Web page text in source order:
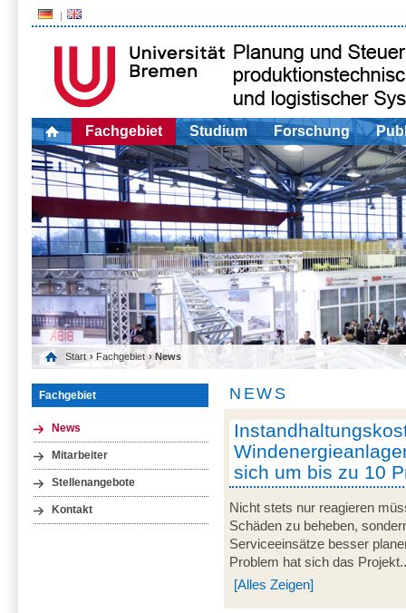
Fachgebiet Studium Forschung
Start › Fachgebiet › News
Fachgebiet
News
Mitarbeiter
Stellenangebote
Kontakt
NEWS
sich um bis zu 10
Nicht stets nur reagieren
Schäden zu beheben,
Serviceeinsätze besser
Problem hat sich das
[Alles Zeigen]